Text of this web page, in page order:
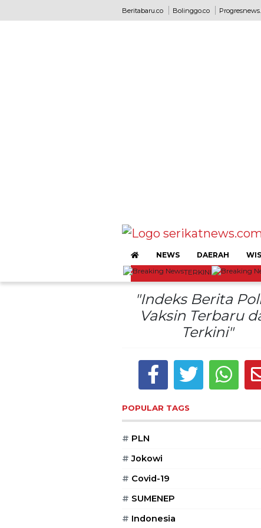
Beritabaru.co Bolinggo.co
NEWS DAERAH
TERKINI
Sardonoharjo Gelar Merti Dusun Bapas
"Indeks Berita
Vaksin Terbaru
Terkini"
POPULAR TAGS
# PLN
# Jokowi
# Covid-19
# SUMENEP
# Indonesia